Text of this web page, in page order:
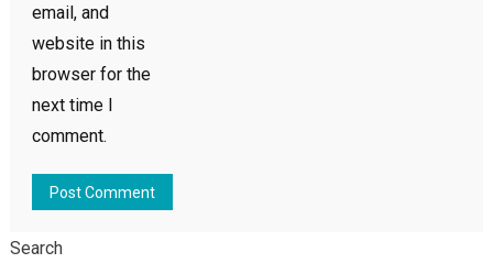
email, and
website in this
browser for the
next time I
comment.
Search